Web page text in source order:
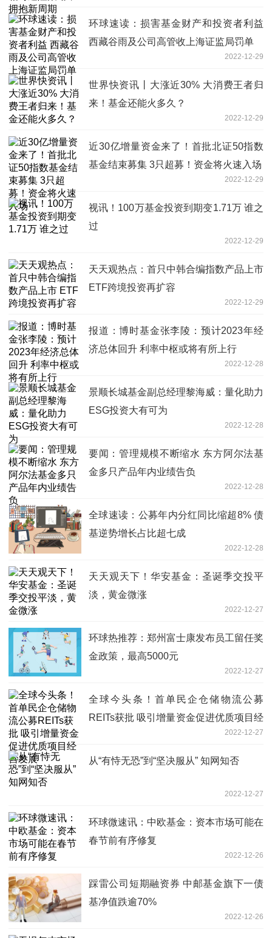
环球速读：损害基金财产和投资者利益
西藏谷雨及公司高管收上海证监局罚单
2022-12-29
世界快资讯丨大涨近30% 大消费王者归
来！基金还能火多久？
2022-12-29
近30亿增量资金来了！首批北证50指数
基金结束募集 3只超募！资金将火速入场
2022-12-29
视讯！100万基金投资到期变1.71万 谁之
过
2022-12-29
天天观热点：首只中韩合编指数产品上市
ETF跨境投资再扩容
2022-12-29
报道：博时基金张李陵：预计2023年经
济总体回升 利率中枢或将有所上行
2022-12-28
景顺长城基金副总经理黎海威：量化助力
ESG投资大有可为
2022-12-28
要闻：管理规模不断缩水 东方阿尔法基
金多只产品年内业绩告负
2022-12-28
全球速读：公募年内分红同比缩超8% 债
基逆势增长占比超七成
2022-12-28
天天观天下！华安基金：圣诞季交投平
淡，黄金微涨
2022-12-27
环球热推荐：郑州富士康发布员工留任奖
金政策，最高5000元
2022-12-27
全球今头条！首单民企仓储物流公募
REITs获批 吸引增量资金促进优质项目经
2022-12-27
从“有恃无恐”到“坚决服从” 知网知否
2022-12-27
环球微速讯：中欧基金：资本市场可能在
春节前有序修复
2022-12-26
踩雷公司短期融资券 中邮基金旗下一债
基净值跌逾70%
2022-12-26